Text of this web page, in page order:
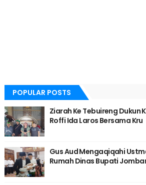
POPULAR POSTS
Ziarah Ke Tebuireng Dukun
Roffi Ida Laros Bersama Kru
Gus Aud Mengaqiqahi
Rumah Dinas Bupati